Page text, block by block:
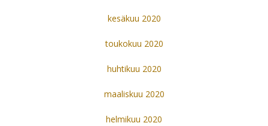
kesäkuu 2020
toukokuu 2020
huhtikuu 2020
maaliskuu 2020
helmikuu 2020